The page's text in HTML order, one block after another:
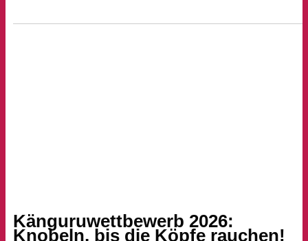
Känguruwettbewerb2026:
Knobeln, bis die Köpfe rauchen!